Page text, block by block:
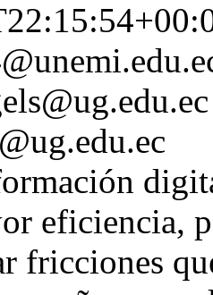
eficiencia,
fricciones